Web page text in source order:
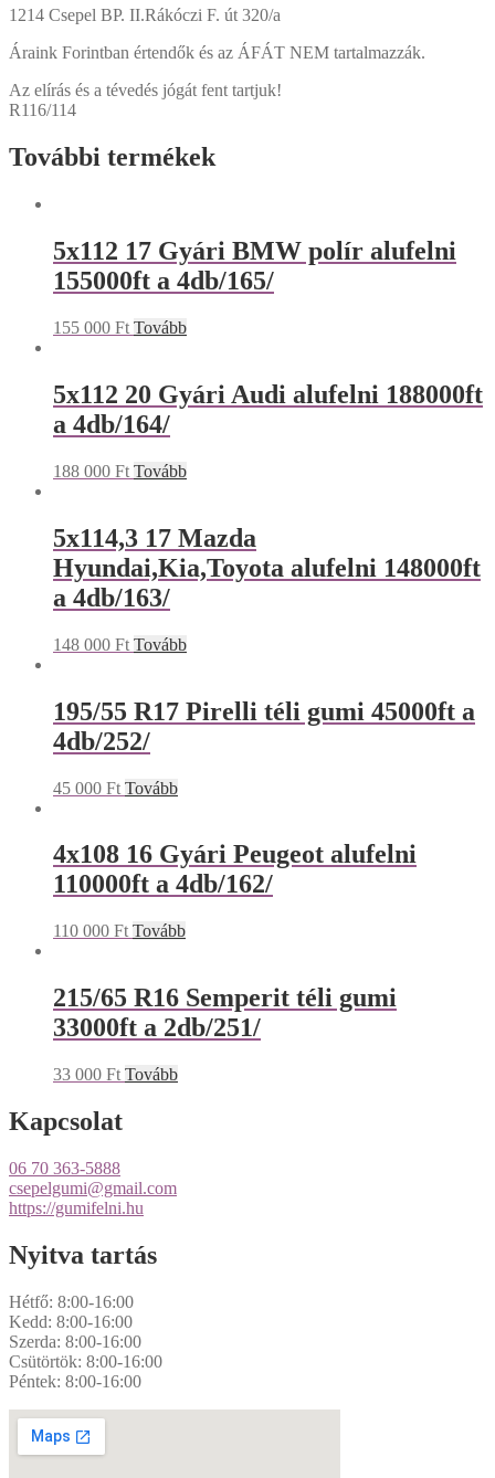
1214 Csepel BP. II.Rákóczi F. út 320/a
Áraink Forintban értendők és az ÁFÁT NEM tartalmazzák.
Az elírás és a tévedés jógát fent tartjuk!
R116/114
További termékek
5x112 17 Gyári BMW polír alufelni
155000ft a 4db/165/
155 000 Ft Tovább
5x112 20 Gyári Audi alufelni 188000ft
a 4db/164/
188 000 Ft Tovább
5x114,3 17 Mazda
Hyundai,Kia,Toyota alufelni 148000ft
a 4db/163/
148 000 Ft Tovább
195/55 R17 Pirelli téli gumi 45000ft a
4db/252/
45 000 Ft Tovább
4x108 16 Gyári Peugeot alufelni
110000ft a 4db/162/
110 000 Ft Tovább
215/65 R16 Semperit téli gumi
33000ft a 2db/251/
33 000 Ft Tovább
Kapcsolat
06 70 363-5888
csepelgumi@gmail.com
https://gumifelni.hu
Nyitva tartás
Hétfő: 8:00-16:00
Kedd: 8:00-16:00
Szerda: 8:00-16:00
Csütörtök: 8:00-16:00
Péntek: 8:00-16:00